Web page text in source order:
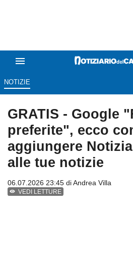
NOTIZIE
GRATIS - Google
preferite", ecco
aggiungere
alle tue notizie
06.07.2026 23:45 diAndrea Villa
VEDI LETTURE